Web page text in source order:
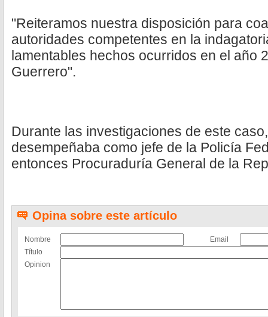
"Reiteramos nuestra disposición para
autoridades competentes en la
lamentables hechos ocurridos en el año
Guerrero".
Durante las investigaciones de este
desempeñaba como jefe de la Policía
entonces Procuraduría General de la
Opina sobre este artículo
Nombre
Email
Título
Opinion